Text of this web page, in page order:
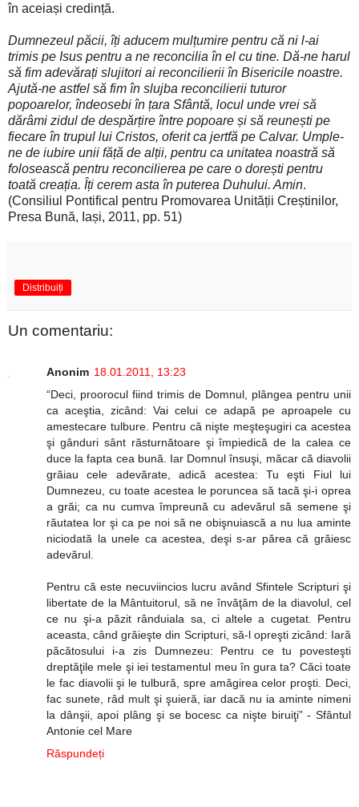
în aceiași credință.
Dumnezeul păcii, îți aducem mulțumire pentru că ni l-ai
trimis pe Isus pentru a ne reconcilia în el cu tine. Dă-ne harul
să fim adevărați slujitori ai reconcilierii în Bisericile noastre.
Ajută-ne astfel să fim în slujba reconcilierii tuturor
popoarelor, îndeosebi în țara Sfântă, locul unde vrei să
dărâmi zidul de despărțire între popoare și să reunești pe
fiecare în trupul lui Cristos, oferit ca jertfă pe Calvar. Umple-
ne de iubire unii făță de alții, pentru ca unitatea noastră să
folosească pentru reconcilierea pe care o dorești pentru
toată creația. Îți cerem asta în puterea Duhului. Amin.
(Consiliul Pontifical pentru Promovarea Unității Creștinilor,
Presa Bună, Iași, 2011, pp. 51)
Distribuiți
Un comentariu:
Anonim 18.01.2011, 13:23
“Deci, proorocul fiind trimis de Domnul, plângea pentru unii
ca aceştia, zicând: Vai celui ce adapă pe aproapele cu
amestecare tulbure. Pentru că nişte meşteşugiri ca acestea
şi gânduri sânt răsturnătoare şi împiedică de la calea ce
duce la fapta cea bună. Iar Domnul însuşi, măcar că diavolii
grăiau cele adevărate, adică acestea: Tu eşti Fiul lui
Dumnezeu, cu toate acestea le poruncea să tacă şi-i oprea
a grăi; ca nu cumva împreună cu adevărul să semene şi
răutatea lor şi ca pe noi să ne obişnuiască a nu lua aminte
niciodată la unele ca acestea, deşi s-ar părea că grăiesc
adevărul.
Pentru că este necuviincios lucru având Sfintele Scripturi şi
libertate de la Mântuitorul, să ne învăţăm de la diavolul, cel
ce nu şi-a păzit rânduiala sa, ci altele a cugetat. Pentru
aceasta, când grăieşte din Scripturi, să-l opreşti zicând: Iară
păcătosului i-a zis Dumnezeu: Pentru ce tu povesteşti
dreptăţile mele şi iei testamentul meu în gura ta? Căci toate
le fac diavolii şi le tulbură, spre amăgirea celor proşti. Deci,
fac sunete, râd mult şi şuieră, iar dacă nu ia aminte nimeni
la dânşii, apoi plâng şi se bocesc ca nişte biruiţi” - Sfântul
Antonie cel Mare
Răspundeți